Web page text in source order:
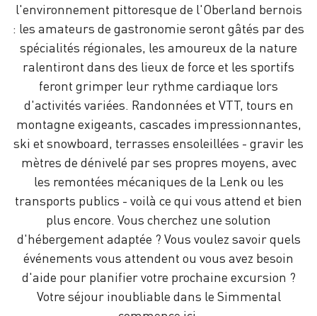
l'environnement pittoresque de l'Oberland bernois
: les amateurs de gastronomie seront gâtés par des
spécialités régionales, les amoureux de la nature
ralentiront dans des lieux de force et les sportifs
feront grimper leur rythme cardiaque lors
d'activités variées. Randonnées et VTT, tours en
montagne exigeants, cascades impressionnantes,
ski et snowboard, terrasses ensoleillées - gravir les
mètres de dénivelé par ses propres moyens, avec
les remontées mécaniques de la Lenk ou les
transports publics - voilà ce qui vous attend et bien
plus encore. Vous cherchez une solution
d'hébergement adaptée ? Vous voulez savoir quels
événements vous attendent ou vous avez besoin
d'aide pour planifier votre prochaine excursion ?
Votre séjour inoubliable dans le Simmental